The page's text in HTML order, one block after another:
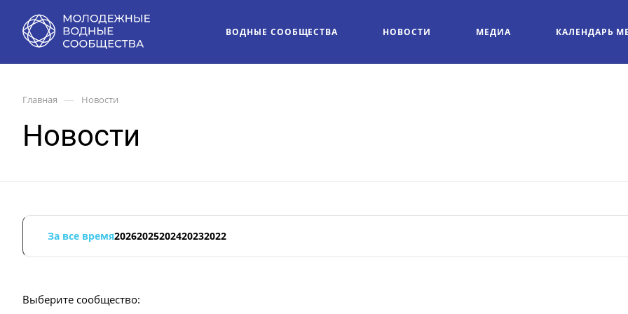
ВОДНЫЕ СООБЩЕСТВА НОВОСТИ МЕДИА КАЛЕНДАРЬ
Главная — Новости
Новости
За все время20262025202420232022
Выберите сообщество: